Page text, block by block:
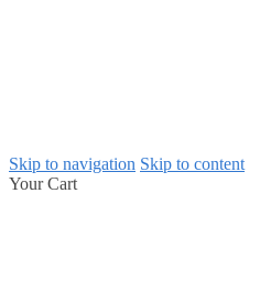
Skip to navigation Skip to content
Your Cart